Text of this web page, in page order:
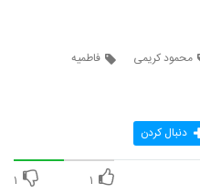
محمود کریمی فاطمیه
دنبال کردن
۱ ۱